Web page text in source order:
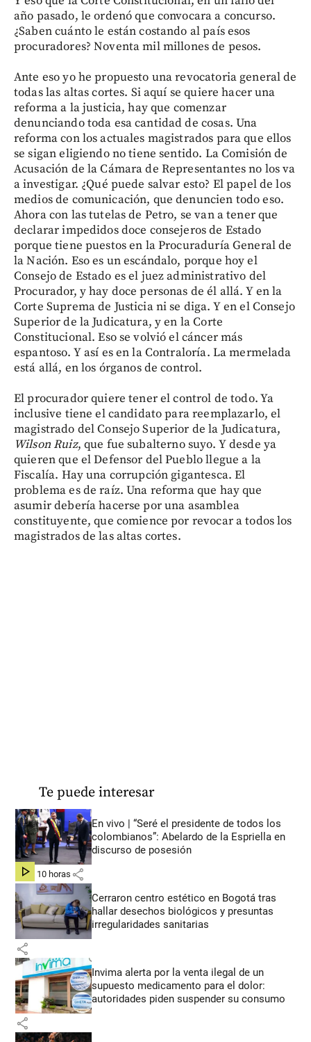
año pasado, le ordenó que convocara a concurso.
¿Saben cuánto le están costando al país esos
procuradores? Noventa mil millones de pesos.
Ante eso yo he propuesto una revocatoria general de
todas las altas cortes. Si aquí se quiere hacer una
reforma a la justicia, hay que comenzar
denunciando toda esa cantidad de cosas. Una
reforma con los actuales magistrados para que ellos
se sigan eligiendo no tiene sentido. La Comisión de
Acusación de la Cámara de Representantes no los va
a investigar. ¿Qué puede salvar esto? El papel de los
medios de comunicación, que denuncien todo eso.
Ahora con las tutelas de Petro, se van a tener que
declarar impedidos doce consejeros de Estado
porque tiene puestos en la Procuraduría General de
la Nación. Eso es un escándalo, porque hoy el
Consejo de Estado es el juez administrativo del
Procurador, y hay doce personas de él allá. Y en la
Corte Suprema de Justicia ni se diga. Y en el Consejo
Superior de la Judicatura, y en la Corte
Constitucional. Eso se volvió el cáncer más
espantoso. Y así es en la Contraloría. La mermelada
está allá, en los órganos de control.
El procurador quiere tener el control de todo. Ya
inclusive tiene el candidato para reemplazarlo, el
magistrado del Consejo Superior de la Judicatura,
Wilson Ruiz, que fue subalterno suyo. Y desde ya
quieren que el Defensor del Pueblo llegue a la
Fiscalía. Hay una corrupción gigantesca. El
problema es de raíz. Una reforma que hay que
asumir debería hacerse por una asamblea
constituyente, que comience por revocar a todos los
magistrados de las altas cortes.
Te puede interesar
En vivo | “Seré el presidente de todos los
colombianos”: Abelardo de la Espriella en
discurso de posesión
hace 10 horas share
Cerraron centro estético en Bogotá tras
hallar desechos biológicos y presuntas
irregularidades sanitarias
share
Invima alerta por la venta ilegal de un
supuesto medicamento para el dolor:
autoridades piden suspender su consumo
share